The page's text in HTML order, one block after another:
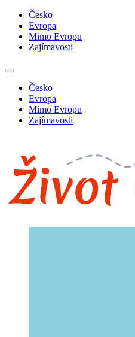
Česko
Evropa
Mimo Evropu
Zajímavosti
Česko
Evropa
Mimo Evropu
Zajímavosti